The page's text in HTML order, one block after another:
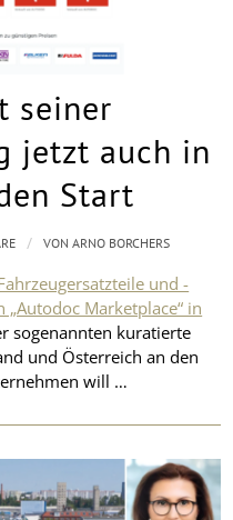
seiner
jetzt auch in
Start
und -
„Autodoc Marketplace“ in
sogenannten kuratierte
und Österreich an den
will …
/ VONARNO BORCHERS